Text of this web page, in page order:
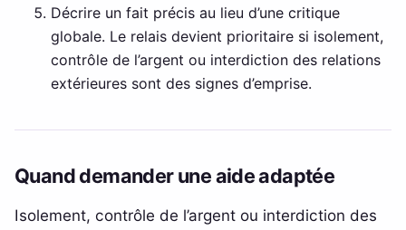
Décrire un fait précis au lieu d’une critique
globale. Le relais devient prioritaire si isolement,
contrôle de l’argent ou interdiction des relations
extérieures sont des signes d’emprise.
Quand demander une aide adaptée
Isolement, contrôle de l’argent ou interdiction des